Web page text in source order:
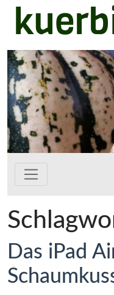
Zum Hauptinhalt
Das iPad